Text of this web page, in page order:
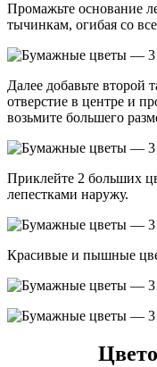
Промажьте основание
тычинкам, огибая со
Далее добавьте второй
отверстие в центре и
возьмите большего
Приклейте 2 больших
лепестками наружу.
Красивые и пышные